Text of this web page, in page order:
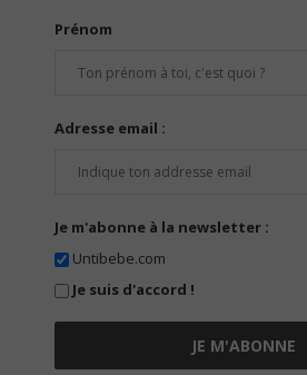
Prénom
Adresse email :
Je m'abonne à la newsletter :
Untibebe.com
Je suis d'accord !